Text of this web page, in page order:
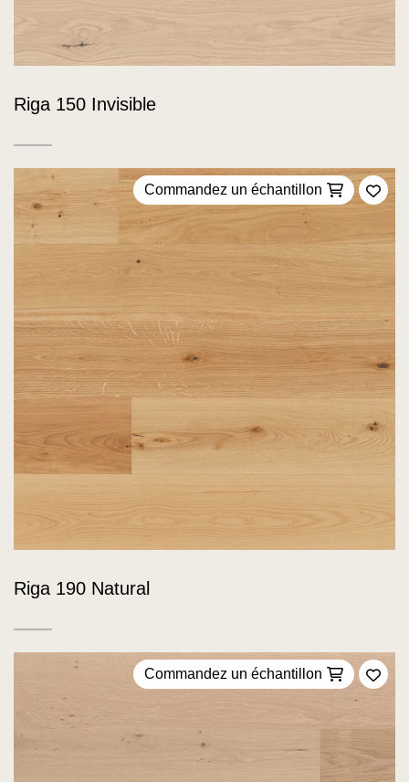
Riga 150 Invisible
Commandez un échantillon
Riga 190 Natural
Commandez un échantillon